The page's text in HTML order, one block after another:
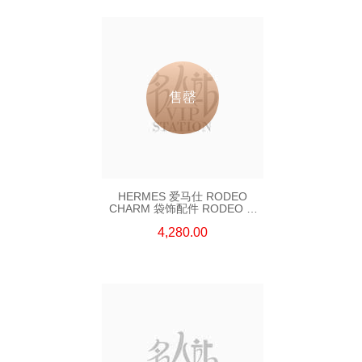
售罄
HERMES 爱马仕 RODEO
CHARM 袋饰配件 RODEO M
4,280.00